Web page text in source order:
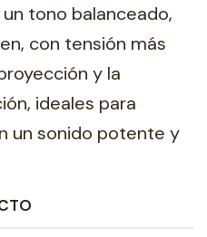
tono balanceado,
con tensión más
y la
ideales para
un sonido potente y